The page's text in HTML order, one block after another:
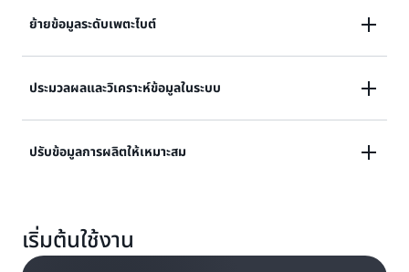
ย้ายข้อมูลระดับเพตะไบต์
ย้ายฐานข้อมูล, ข้อมูลสำรอง, ข้อมูลเก็บถาวร, บันทึกการ
ข่ายอยู่ในสภาวะที่จำกัด
ประมวลผลและวิเคราะห์ข้อมูลในระบบ
เรียกใช้ Amazon Machine Image (AMI) ภายใน
ปรับข้อมูลการผลิตให้เหมาะสม
กระบวนการและปรับปรุงความปลอดภัย ประสิทธิภาพ และ
ผลิตภาพ
เริ่มต้นใช้งาน